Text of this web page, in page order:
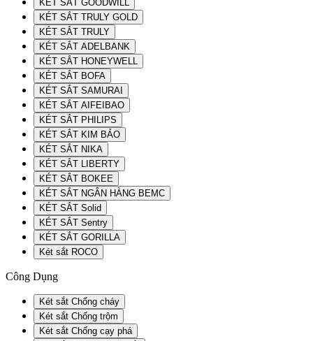
KÉT SẮT GOODWILL
KÉT SẮT TRULY GOLD
KÉT SẮT TRULY
KÉT SẮT ADELBANK
KÉT SẮT HONEYWELL
KÉT SẮT BOFA
KÉT SẮT SAMURAI
KÉT SẮT AIFEIBAO
KÉT SẮT PHILIPS
KÉT SẮT KIM BẢO
KÉT SẮT NIKA
KÉT SẮT LIBERTY
KÉT SẮT BOKEE
KÉT SẮT NGÂN HÀNG BEMC
KÉT SẮT Solid
KÉT SẮT Sentry
KÉT SẮT GORILLA
Két sắt ROCO
Công Dụng
Két sắt Chống cháy
Két sắt Chống trộm
Két sắt Chống cạy phá